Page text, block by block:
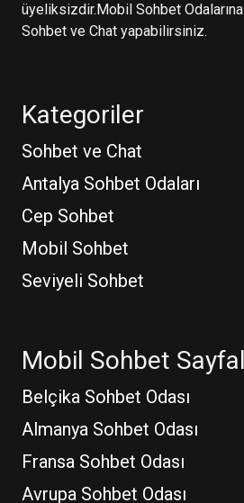
üyeliksizdir.Mobil Sohbet
Sohbet ve Chat yapabilirsiniz.
Kategoriler
Sohbet ve Chat
Antalya Sohbet Odaları
Cep Sohbet
Mobil Sohbet
Seviyeli Sohbet
Mobil Sohbet
Belçika Sohbet Odası
Almanya Sohbet Odası
Fransa Sohbet Odası
Avrupa Sohbet Odası